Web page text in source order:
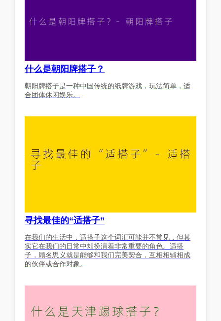
什么是朝阳牌搭子？
朝阳牌搭子是一种中国传统的纸牌游戏，玩法简单，适
合团体休闲娱乐。
寻找最佳的“适搭子”
在我们的生活中，适搭子这个词汇可能并不常见，但其
实它在我们的日常中却扮演着非常重要的角色。适搭
子，顾名思义就是能够和我们完美契合，互相相辅相成
的伙伴或合作对象。